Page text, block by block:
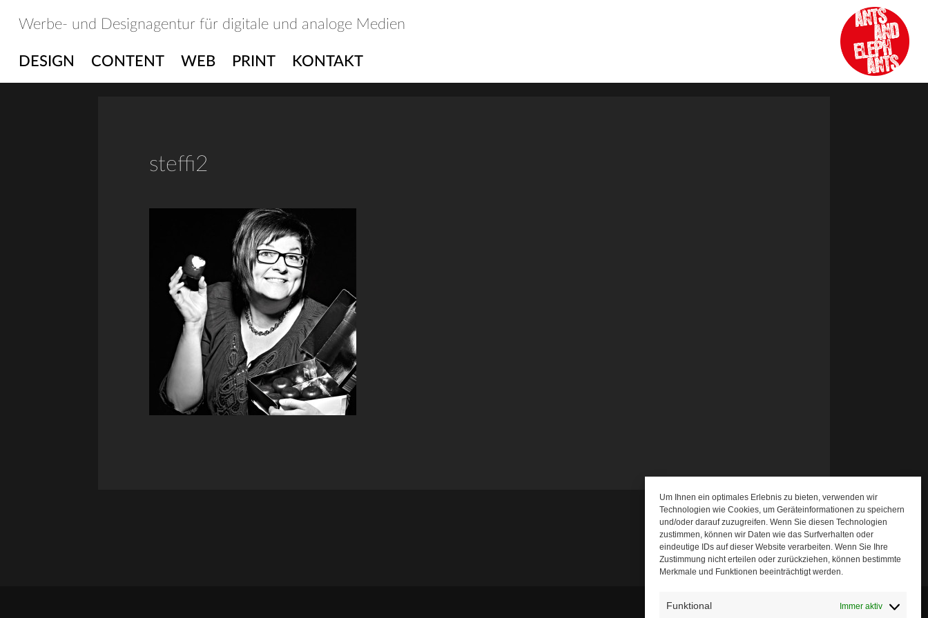
Um Ihnen ein optimales Erlebnis zu bieten, verwenden wir
Technologien wie Cookies, um Geräteinformationen zu speichern
und/oder darauf zuzugreifen. Wenn Sie diesen Technologien
zustimmen, können wir Daten wie das Surfverhalten oder
eindeutige IDs auf dieser Website verarbeiten. Wenn Sie Ihre
Zustimmung nicht erteilen oder zurückziehen, können bestimmte
Merkmale und Funktionen beeinträchtigt werden.
Funktional Immer aktiv
Werbe- und Designagentur für digitale und analoge Medien
DESIGN CONTENT WEB PRINT KONTAKT
steffi2